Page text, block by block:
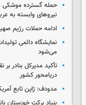
حمله گسترده موشکی
نیروهای وابسته به
ادامه حملات رژیم
نمایشگاه دائمی
می‌شود
تأکید مدیرکل بنادر بر
دریامحور کشور
مدودف: ژاپن تابع